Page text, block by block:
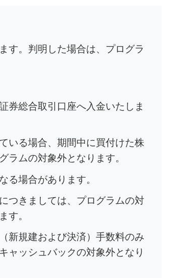
す。判明した場合は、プログラ
券総合取引口座へ入金いたしま
いる場合、期間中に買付けた株
ラムの対象外となります。
る場合があります。
つきましては、プログラムの対
す。
新規建および決済）手数料のみ
ャッシュバックの対象外となり